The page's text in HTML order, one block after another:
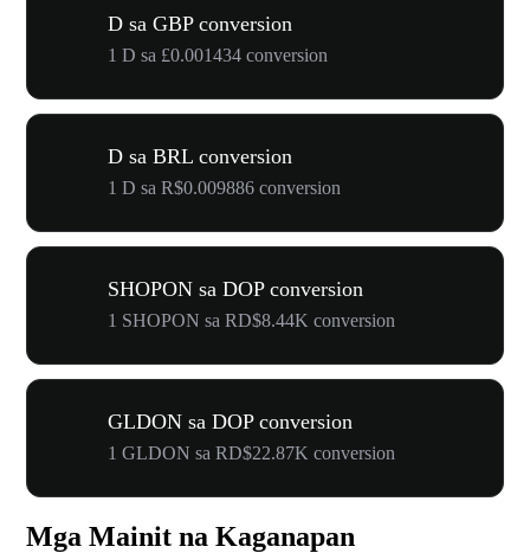
D sa GBP conversion
1 D sa £0.001434 conversion
D sa BRL conversion
1 D sa R$0.009886 conversion
SHOPON sa DOP conversion
1 SHOPON sa RD$8.44K conversion
GLDON sa DOP conversion
1 GLDON sa RD$22.87K conversion
Mga Mainit na Kaganapan